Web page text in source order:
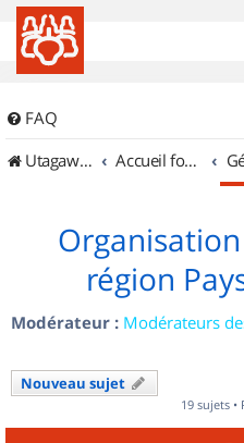
FAQ
UtagawaVTT (Randos VTT et VTTAE avec traces GPS)
Accueil forum
région
Modérateur : Modérateurs
Nouveau sujet
19 sujets •